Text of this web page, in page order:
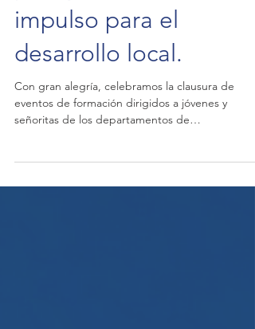
para jóvenes: un
impulso para el
desarrollo local.
Con gran alegría, celebramos la clausura de
Quetzaltenango,...